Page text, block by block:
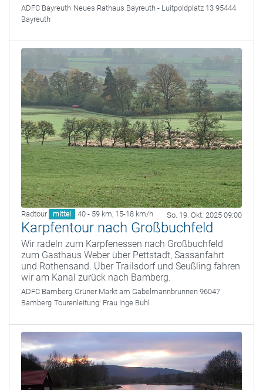
ADFC Bayreuth Neues Rathaus Bayreuth - Luitpoldplatz 13 95444
Bayreuth
Radtour mittel 40 - 59 km, 15-18 km/h So. 19. Okt. 2025 09:00
Karpfentour nach Großbuchfeld
Wir radeln zum Karpfenessen nach Großbuchfeld
zum Gasthaus Weber über Pettstadt, Sassanfahrt
und Rothensand. Über Trailsdorf und Seußling fahren
wir am Kanal zurück nach Bamberg.
ADFC Bamberg Grüner Markt am Gabelmannbrunnen 96047
Bamberg Tourenleitung: Frau Inge Buhl